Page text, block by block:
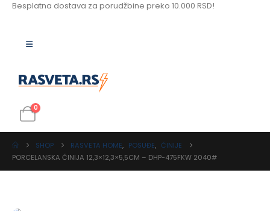
Besplatna dostava za porudžbine preko 10.000 RSD!
0
SHOP RASVETA HOME, POSUĐE, ČINIJE
PORCELANSKA ČINIJA 12,3×12,3×5,5CM – DHP-475FKW 2040#